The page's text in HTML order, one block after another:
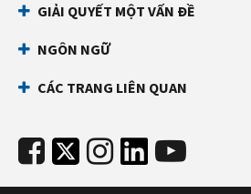
GIẢI QUYẾT MỘT VẤN ĐỀ
NGÔN NGỮ
CÁC TRANG LIÊN QUAN